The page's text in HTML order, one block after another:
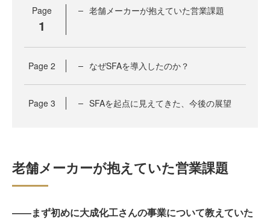
Page
1
老舗メーカーが抱えていた営業課題
Page 2 なぜSFAを導入したのか？
Page 3 SFAを起点に見えてきた、今後の展望
老舗メーカーが抱えていた営業課題
――まず初めに大成化工さんの事業について教えていた